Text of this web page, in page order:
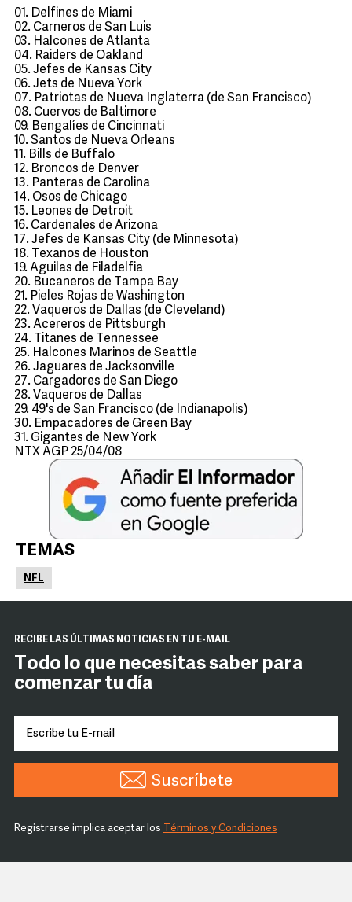
01. Delfines de Miami
02. Carneros de San Luis
03. Halcones de Atlanta
04. Raiders de Oakland
05. Jefes de Kansas City
06. Jets de Nueva York
07. Patriotas de Nueva Inglaterra (de San Francisco)
08. Cuervos de Baltimore
09. Bengalíes de Cincinnati
10. Santos de Nueva Orleans
11. Bills de Buffalo
12. Broncos de Denver
13. Panteras de Carolina
14. Osos de Chicago
15. Leones de Detroit
16. Cardenales de Arizona
17. Jefes de Kansas City (de Minnesota)
18. Texanos de Houston
19. Aguilas de Filadelfia
20. Bucaneros de Tampa Bay
21. Pieles Rojas de Washington
22. Vaqueros de Dallas (de Cleveland)
23. Acereros de Pittsburgh
24. Titanes de Tennessee
25. Halcones Marinos de Seattle
26. Jaguares de Jacksonville
27. Cargadores de San Diego
28. Vaqueros de Dallas
29. 49's de San Francisco (de Indianapolis)
30. Empacadores de Green Bay
31. Gigantes de New York
NTX AGP 25/04/08
TEMAS
NFL
RECIBE LAS ÚLTIMAS NOTICIAS EN TU E-MAIL
Todo lo que necesitas saber para
comenzar tu día
Suscríbete
Registrarse implica aceptar los Términos y Condiciones